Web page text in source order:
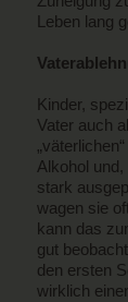
Leben lang
Kinder,
Vater auch
Alkohol
stark
wagen sie
kann das
gut
den ersten
wirklich